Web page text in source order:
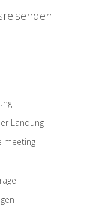
Landung
meeting